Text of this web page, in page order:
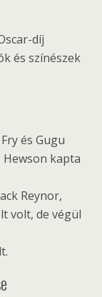
díj
és színészek
és Gugu
Hewson kapta
Reynor,
volt, de végül